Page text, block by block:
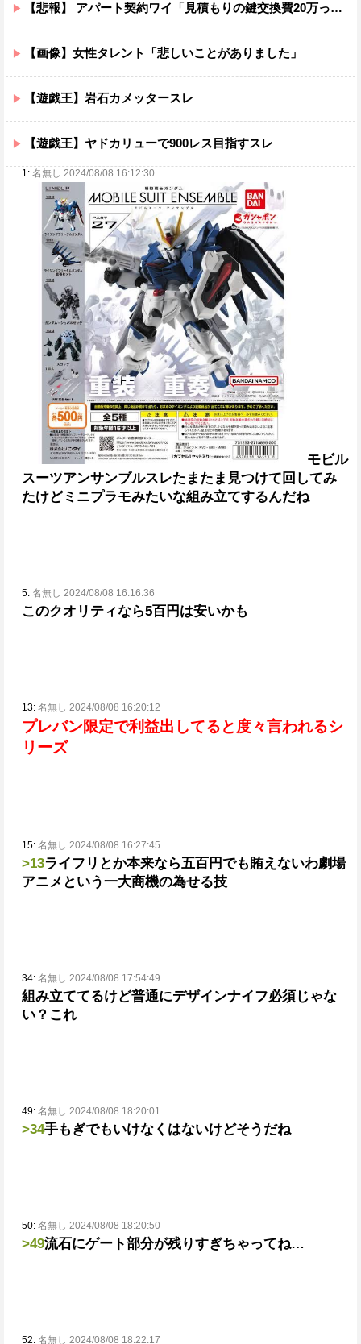
【悲報】 アパート契約ワイ「見積もりの鍵交換費20万って何ですか？」不動産屋「鍵を新しい物に交換したのです」
【画像】女性タレント「悲しいことがありました」
【遊戯王】岩石カメッタースレ
【遊戯王】ヤドカリューで900レス目指すスレ
1: 名無し 2024/08/08 16:12:30
モビル
スーツアンサンブルスレたまたま見つけて回してみ
たけどミニプラモみたいな組み立てするんだね
5: 名無し 2024/08/08 16:16:36
このクオリティなら5百円は安いかも
13: 名無し 2024/08/08 16:20:12
プレバン限定で利益出してると度々言われるシ
リーズ
15: 名無し 2024/08/08 16:27:45
>13ライフリとか本来なら五百円でも賄えないわ劇場
アニメという一大商機の為せる技
34: 名無し 2024/08/08 17:54:49
組み立ててるけど普通にデザインナイフ必須じゃな
い？これ
49: 名無し 2024/08/08 18:20:01
>34手もぎでもいけなくはないけどそうだね
50: 名無し 2024/08/08 18:20:50
>49流石にゲート部分が残りすぎちゃってね…
52: 名無し 2024/08/08 18:22:17